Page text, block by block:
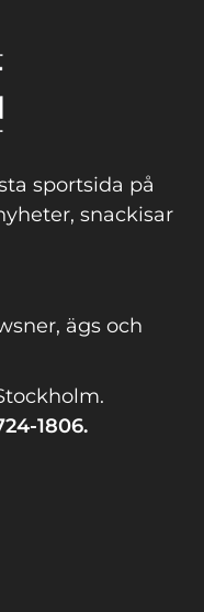
sportsida på
snackisar
ägs och
1806.